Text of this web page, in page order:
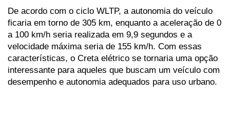
De acordo com o ciclo WLTP, a autonomia do veículo
ficaria em torno de 305 km, enquanto a aceleração de 0
a 100 km/h seria realizada em 9,9 segundos e a
velocidade máxima seria de 155 km/h. Com essas
características, o Creta elétrico se tornaria uma opção
interessante para aqueles que buscam um veículo com
desempenho e autonomia adequados para uso urbano.